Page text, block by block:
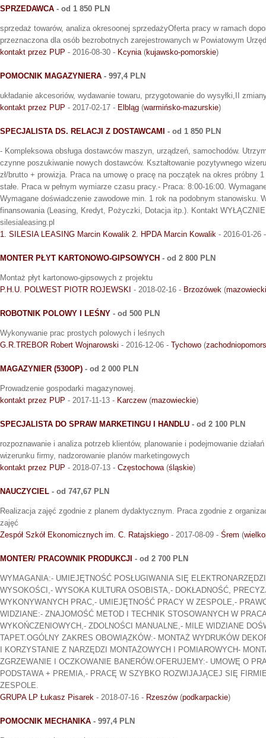
SPRZEDAWCA - od 1 850 PLN
sprzedaż towarów, analiza okresoonej sprzedażyOferta pracy w ramach
przeznaczona dla osób bezrobotnych zarejestrowanych w Powiatowym
kontakt przez PUP - 2016-08-30 - Kcynia (kujawsko-pomorskie)
POMOCNIK MAGAZYNIERA - 997,4 PLN
układanie akcesoriów, wydawanie towaru, przygotowanie do wysyłki,II
kontakt przez PUP - 2017-02-17 - Elbląg (warmińsko-mazurskie)
SPECJALISTA DS. RELACJI Z DOSTAWCAMI - od 1 850 PLN
- Kompleksowa obsługa dostawców maszyn, urządzeń, samochodów.
czynne poszukiwanie nowych dostawców. Kształtowanie pozytywnego
zł/brutto + prowizja. Praca na umowę o pracę na początek na okres próbny
stałe. Praca w pełnym wymiarze czasu pracy.- Praca: 8:00-16:00.
Wymagane doświadczenie zawodowe min. 1 rok na podobnym stanowisku.
finansowania (Leasing, Kredyt, Pożyczki, Dotacja itp.). Kontakt
silesialeasing.pl
1. SILESIA LEASING Marcin Kowalik 2. HPDA Marcin Kowalik - 2016-01-26
MONTER PŁYT KARTONOWO-GIPSOWYCH - od 2 800 PLN
Montaż płyt kartonowo-gipsowych z projektu
P.H.U. POLWEST PIOTR ROJEWSKI - 2018-02-16 - Brzozówek (
ROBOTNIK POLOWY I LEŚNY - od 500 PLN
Wykonywanie prac prostych polowych i leśnych
G.R.TREBOR Robert Wojnarowski - 2016-12-06 - Tychowo (
MAGAZYNIER (530OP) - od 2 000 PLN
Prowadzenie gospodarki magazynowej.
kontakt przez PUP - 2017-11-13 - Karczew(mazowieckie)
SPECJALISTA DO SPRAW MARKETINGU I HANDLU - od 2 100 PLN
rozpoznawanie i analiza potrzeb klientów, planowanie i podejmowanie
wizerunku firmy, nadzorowanie planów marketingowych
kontakt przez PUP - 2018-07-13 - Częstochowa (śląskie)
NAUCZYCIEL - od 747,67 PLN
Realizacja zajęć zgodnie z planem dydaktycznym. Praca zgodnie z
zajęć
Zespół Szkół Ekonomicznych im. C. Ratajskiego - 2017-08-09 - Śrem (
MONTER/ PRACOWNIK PRODUKCJI - od 2 700 PLN
WYMAGANIA:- UMIEJĘTNOŚĆ POSŁUGIWANIA SIĘ
WYSOKOŚCI,- WYSOKA KULTURA OSOBISTA,- DOKŁADNOŚĆ,
WYKONYWANYCH PRAC,- UMIEJĘTNOŚĆ PRACY W ZESPOLE,-
WIDZIANE:- ZNAJOMOŚĆ METOD I TECHNIK STOSOWANYCH W
WYKOŃCZENIOWYCH,- ZDOLNOŚCI MANUALNE,- MILE WIDZIANE
TAPET.OGÓLNY ZAKRES OBOWIĄZKÓW:- MONTAŻ WYDRUKÓW
I KORZYSTANIE Z NARZĘDZI MONTAŻOWYCH I POMIAROWYCH-
ZGRZEWANIE I OCZKOWANIE BANERÓW.OFERUJEMY:- UMOWĘ O
PODSTAWA + PREMIA,- PRACĘ W SZYBKO ROZWIJAJĄCEJ SIĘ
ZESPOLE.
GRUPA LP Łukasz Pisarek - 2018-07-16 - Rzeszów(podkarpackie)
POMOCNIK MECHANIKA - 997,4 PLN